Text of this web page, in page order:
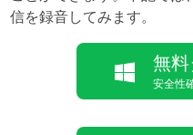
信を録音してみます。
無
安全性